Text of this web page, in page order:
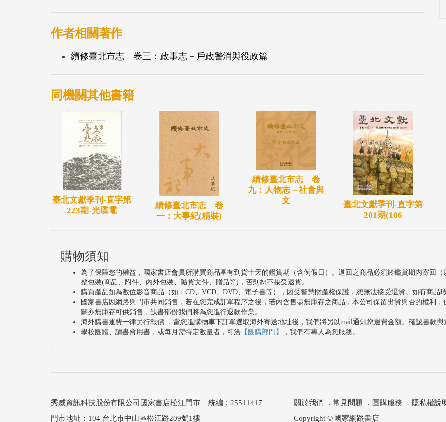
作者相關著作
續修臺北市志 卷三：政事志－戶政警消與役政篇
同機關其他書籍
臺北文獻季刊-直字第
223期-光碟電
續修臺北市志 卷
一：大事紀(精裝)
續修臺北市志 卷
九：人物志－社會與
文
臺北文獻季刊-直字第
201期(106
購物須知
為了保障您的權益，國家書店會員所購買商品享有到貨十天的鑑賞期（含例假日）。退回之商品必須於鑑賞期內寄回
整包裝(商品、附件、內外包裝、隨貨文件、贈品等)，否則恕不接受退貨。
購買產品如為數位影音商品（如：CD、VCD、DVD、電子書等），因受智慧財產權保護，恕無法接受退貨。如有商品
國家書店因網路與門市共同銷售，若在您完成訂單程序之後，若內含售盡無庫存之商品，本公司保留出貨與否的權利
關亦無庫存可供銷售，缺書部份我們將為您進行退款作業。
海外購書運費一律另行報價 ，當您進購物車下訂單選取海外寄送地址後，我們將另以mail通知您運費金額。確認書款
學校團體、讀書會用書，或每月需特定數量者，可洽 【團購部門】 ，我們有專人為您服務。
秀威資訊科技股份有限公司國家書店松江門市 統編：25511417
門市地址：104 台北市中山區松江路209號1樓
關於我們 ． 常見問題 ． 團購服務 ． 隱私權說
Copyright © 國家網路書店